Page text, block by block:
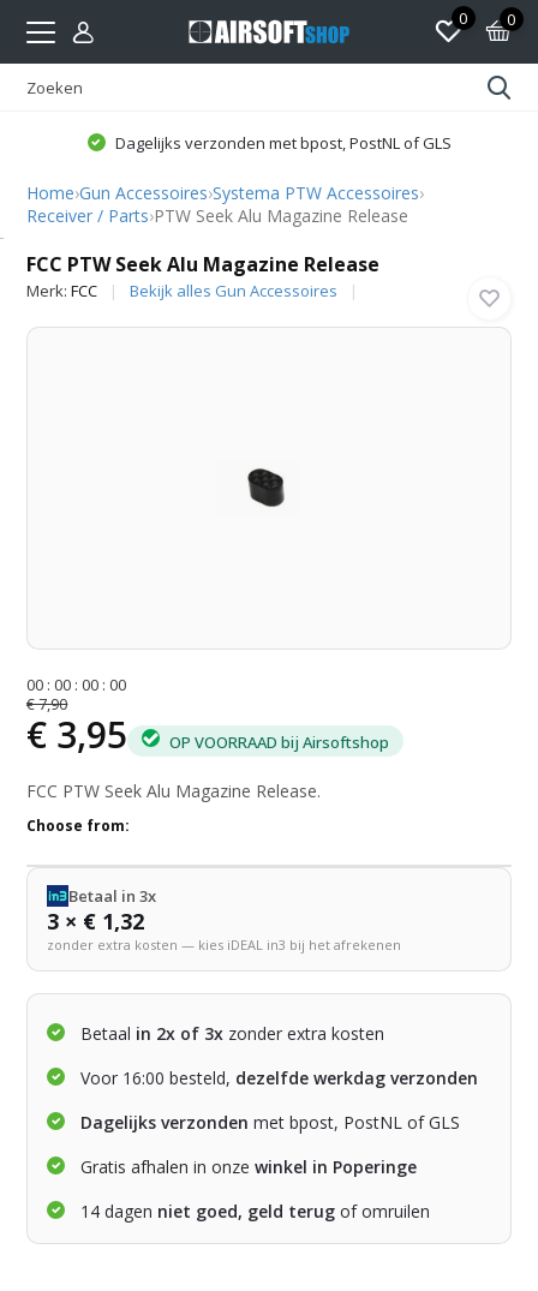
0 0
Dagelijks verzonden met bpost, PostNL of GLS
Home›Gun Accessoires›Systema PTW Accessoires›
Receiver / Parts›PTW Seek Alu Magazine Release
FCC PTW Seek Alu Magazine Release
Merk:FCC Bekijk alles Gun Accessoires
00 :00 :00 :00
€ 7,90
€ 3,95 OP VOORRAAD bij Airsoftshop
FCC PTW Seek Alu Magazine Release.
Choose from:
Betaal in 3x
3 × € 1,32
zonder extra kosten — kies iDEAL in3 bij het afrekenen
Betaal in 2x of 3x zonder extra kosten
Voor 16:00 besteld, dezelfde werkdag verzonden
Dagelijks verzonden met bpost, PostNL of GLS
Gratis afhalen in onzewinkel in Poperinge
14 dagen niet goed, geld terug of omruilen